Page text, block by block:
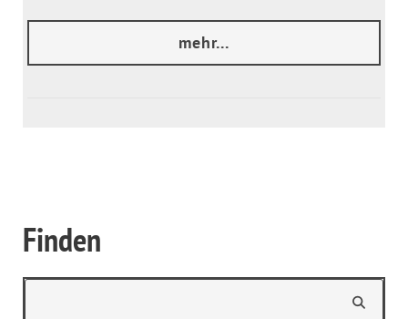
mehr...
Finden